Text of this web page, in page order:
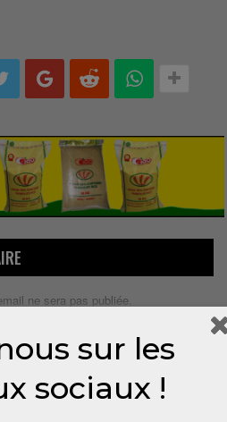
ne sera pas publiée.
sur les
sociaux !